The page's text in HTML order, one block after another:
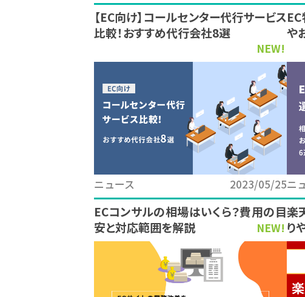
【EC向け】コールセンター代行サービス
比較！おすすめ代行会社8選
NEW!
ニュース 2023/05/25
や
ニ
ECコンサルの相場はいくら？費用の目
安と対応範囲を解説
NEW!
楽
り